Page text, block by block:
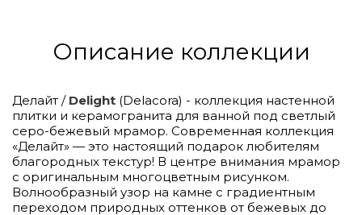
Описание коллекции
Делайт / Delight (Delacora) - коллекция настенной
плитки и керамогранита для ванной под светлый
серо-бежевый мрамор. Современная коллекция
«Делайт» — это настоящий подарок любителям
благородных текстур! В центре внимания мрамор
с оригинальным многоцветным рисунком.
Волнообразный узор на камне с градиентным
переходом природных оттенков от бежевых до